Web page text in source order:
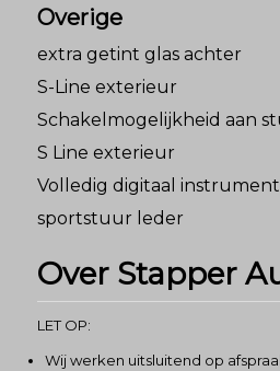
Overige
extra getint glas achter
S-Line exterieur
Schakelmogelijkheid aan
S Line exterieur
Volledig digitaal
sportstuur leder
Over Stapper
LET OP:
Wij werken uitsluitend op